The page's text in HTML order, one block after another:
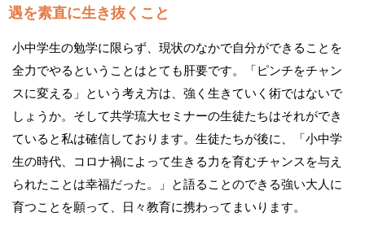
遇を素直に生き抜くこと
小中学生の勉学に限らず、現状のなかで自分ができることを
全力でやるということはとても肝要です。「ピンチをチャン
スに変える」という考え方は、強く生きていく術ではないで
しょうか。そして共学琉大セミナーの生徒たちはそれができ
ていると私は確信しております。生徒たちが後に、「小中学
生の時代、コロナ禍によって生きる力を育むチャンスを与え
られたことは幸福だった。」と語ることのできる強い大人に
育つことを願って、日々教育に携わってまいります。